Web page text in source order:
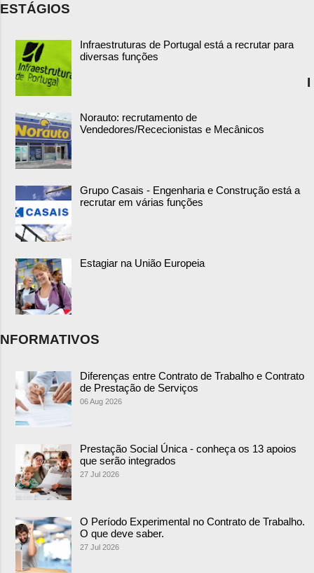
ESTÁGIOS
Infraestruturas de Portugal está a recrutar para
diversas funções
Norauto: recrutamento de
Vendedores/Rececionistas e Mecânicos
Grupo Casais - Engenharia e Construção está a
recrutar em várias funções
Estagiar na União Europeia
I
NFORMATIVOS
Diferenças entre Contrato de Trabalho e Contrato
de Prestação de Serviços
06 Aug 2026
Prestação Social Única - conheça os 13 apoios
que serão integrados
27 Jul 2026
O Período Experimental no Contrato de Trabalho.
O que deve saber.
27 Jul 2026